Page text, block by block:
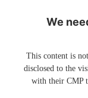
We
This content is
disclosed to the
with their CMP